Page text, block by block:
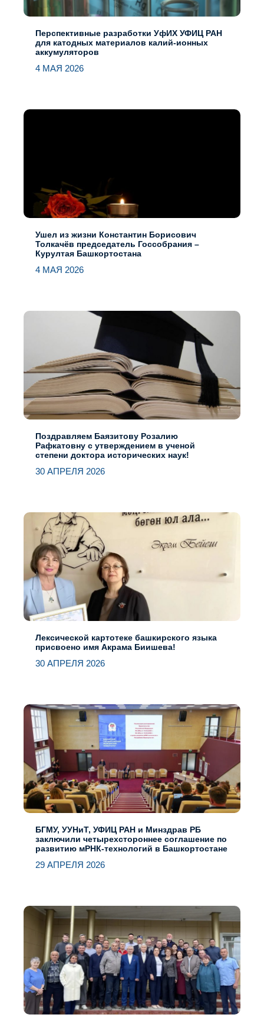
Перспективные разработки УфИХ УФИЦ РАН
для катодных материалов калий-ионных
аккумуляторов
4 МАЯ 2026
Ушел из жизни Константин Борисович
Толкачёв председатель Госсобрания –
Курултая Башкортостана
4 МАЯ 2026
Поздравляем Баязитову Розалию
Рафкатовну с утверждением в ученой
степени доктора исторических наук!
30 АПРЕЛЯ 2026
Лексической картотеке башкирского языка
присвоено имя Акрама Биишева!
30 АПРЕЛЯ 2026
БГМУ, УУНиТ, УФИЦ РАН и Минздрав РБ
заключили четырехстороннее соглашение по
развитию мРНК-технологий в Башкортостане
29 АПРЕЛЯ 2026